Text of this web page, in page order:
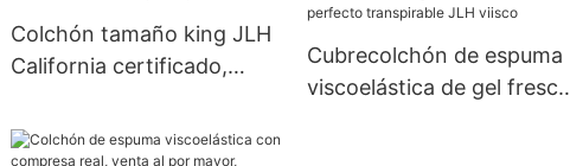
compresión OEM, JLH
Colchón tamaño king JLH
California certificado,
Cubrecolchón de espuma
viscoelástica de gel fresco